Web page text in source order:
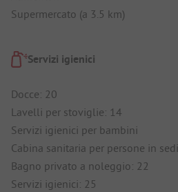
Supermercato (a 3.5 km)
Servizi igienici
Docce: 20
Lavelli per stoviglie: 14
Servizi igienici per bambini
Cabina sanitaria per persone in
Bagno privato a noleggio: 22
Servizi igienici: 25